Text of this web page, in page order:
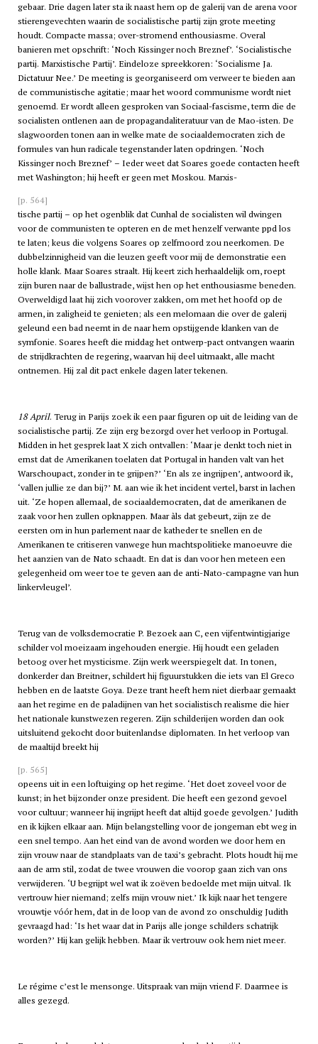
gebaar. Drie dagen later sta ik naast hem op de galerij van de arena voor
stierengevechten waarin de socialistische partij zijn grote meeting
houdt. Compacte massa; over-stromend enthousiasme. Overal
banieren met opschrift: ‘Noch Kissinger noch Breznef’. ‘Socialistische
partij. Marxistische Partij’. Eindeloze spreekkoren: ‘Socialisme Ja.
Dictatuur Nee.’ De meeting is georganiseerd om verweer te bieden aan
de communistische agitatie; maar het woord communisme wordt niet
genoemd. Er wordt alleen gesproken van Sociaal-fascisme, term die de
socialisten ontlenen aan de propagandaliteratuur van de Mao-isten. De
slagwoorden tonen aan in welke mate de sociaaldemocraten zich de
formules van hun radicale tegenstander laten opdringen. ‘Noch
Kissinger noch Breznef’ – Ieder weet dat Soares goede contacten heeft
met Washington; hij heeft er geen met Moskou. Marxis-
[p. 564]
tische partij – op het ogenblik dat Cunhal de socialisten wil dwingen
voor de communisten te opteren en de met henzelf verwante ppdlos
te laten; keus die volgens Soares op zelfmoord zou neerkomen. De
dubbelzinnigheid van die leuzen geeft voor mij de demonstratie een
holle klank. Maar Soares straalt. Hij keert zich herhaaldelijk om, roept
zijn buren naar de ballustrade, wijst hen op het enthousiasme beneden.
Overweldigd laat hij zich voorover zakken, om met het hoofd op de
armen, in zaligheid te genieten; als een melomaan die over de galerij
geleund een bad neemt in de naar hem opstijgende klanken van de
symfonie. Soares heeft die middag het ontwerp-pact ontvangen waarin
de strijdkrachten de regering, waarvan hij deel uitmaakt, alle macht
ontnemen. Hij zal dit pact enkele dagen later tekenen.
18 April. Terug in Parijs zoek ik een paar figuren op uit de leiding van de
socialistische partij. Ze zijn erg bezorgd over het verloop in Portugal.
Midden in het gesprek laat X zich ontvallen: ‘Maar je denkt toch niet in
ernst dat de Amerikanen toelaten dat Portugal in handen valt van het
Warschoupact, zonder in te grijpen?’ ‘En als ze ingrijpen’, antwoord ik,
‘vallen jullie ze dan bij?’ M. aan wie ik het incident vertel, barst in lachen
uit. ‘Ze hopen allemaal, de sociaaldemocraten, dat de amerikanen de
zaak voor hen zullen opknappen. Maar àls dat gebeurt, zijn ze de
eersten om in hun parlement naar de katheder te snellen en de
Amerikanen te critiseren vanwege hun machtspolitieke manoeuvre die
het aanzien van de Nato schaadt. En dat is dan voor hen meteen een
gelegenheid om weer toe te geven aan de anti-Nato-campagne van hun
linkervleugel’.
Terug van de volksdemocratie P. Bezoek aan C, een vijfentwintigjarige
schilder vol moeizaam ingehouden energie. Hij houdt een geladen
betoog over het mysticisme. Zijn werk weerspiegelt dat. In tonen,
donkerder dan Breitner, schildert hij figuurstukken die iets van El Greco
hebben en de laatste Goya. Deze trant heeft hem niet dierbaar gemaakt
aan het regime en de paladijnen van het socialistisch realisme die hier
het nationale kunstwezen regeren. Zijn schilderijen worden dan ook
uitsluitend gekocht door buitenlandse diplomaten. In het verloop van
de maaltijd breekt hij
[p. 565]
opeens uit in een loftuiging op het regime. ‘Het doet zoveel voor de
kunst; in het bijzonder onze president. Die heeft een gezond gevoel
voor cultuur; wanneer hij ingrijpt heeft dat altijd goede gevolgen.’ Judith
en ik kijken elkaar aan. Mijn belangstelling voor de jongeman ebt weg in
een snel tempo. Aan het eind van de avond worden we door hem en
zijn vrouw naar de standplaats van de taxi’s gebracht. Plots houdt hij me
aan de arm stil, zodat de twee vrouwen die voorop gaan zich van ons
verwijderen. ‘U begrijpt wel wat ik zoëven bedoelde met mijn uitval. Ik
vertrouw hier niemand; zelfs mijn vrouw niet.’ Ik kijk naar het tengere
vrouwtje vóór hem, dat in de loop van de avond zo onschuldig Judith
gevraagd had: ‘Is het waar dat in Parijs alle jonge schilders schatrijk
worden?’ Hij kan gelijk hebben. Maar ik vertrouw ook hem niet meer.
Le régime c’est le mensonge. Uitspraak van mijn vriend F. Daarmee is
alles gezegd.